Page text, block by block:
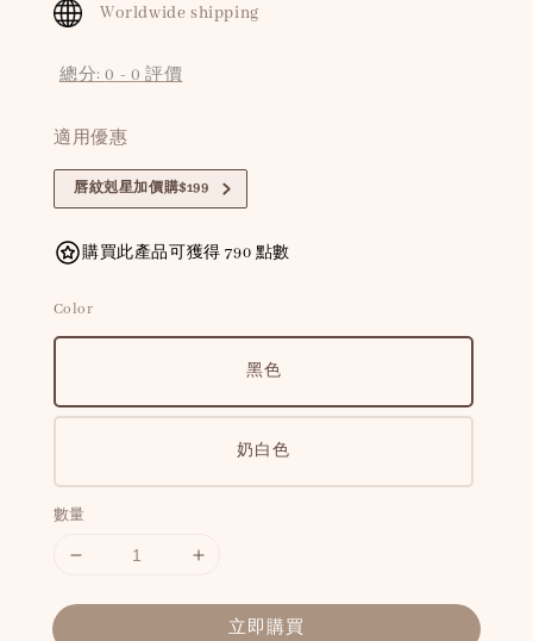
Worldwide shipping
總分:0 - 0 評價
適用優惠
唇紋剋星加價購$199
購買此產品可獲得 790 點數
Color
黑色
奶白色
數量
立即購買